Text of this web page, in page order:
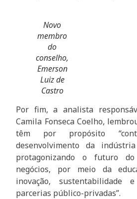
Novo
membro
do
conselho,
Emerson
Luiz de
Castro
Por fim, a analista
Camila Fonseca Coelho,
têm por propósito
desenvolvimento da
protagonizando o futuro
negócios, por meio da
inovação, sustentabilidade
parcerias público-privadas”.